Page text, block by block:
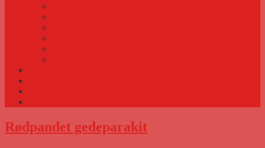
Rødpandet gedeparakit